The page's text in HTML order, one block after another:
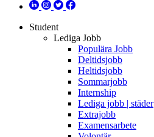
Student
Lediga Jobb
Populära Jobb
Deltidsjobb
Heltidsjobb
Sommarjobb
Internship
Lediga jobb | städer
Extrajobb
Examensarbete